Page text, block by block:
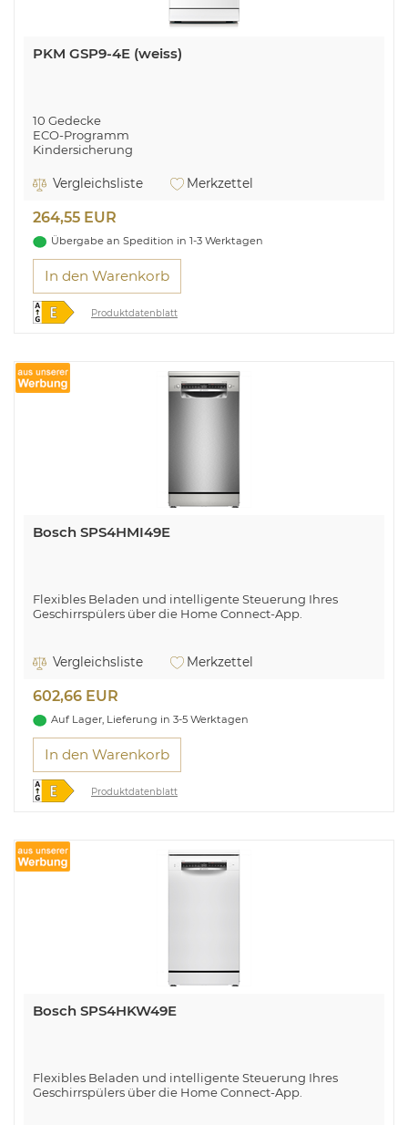
PKM GSP9-4E (weiss)
10 Gedecke
ECO-Programm
Kindersicherung
Edelstahl Innenraum
Startzeitvorwahl
Höhenverstellbare Füße
Wasserüberlaufschutz
halb voller Spülmaschine Energie sparen
Vergleichsliste Merkzettel
264,55 EUR
Übergabe an Spedition in 1-3 Werktagen
In den Warenkorb
Produktdatenblatt
Bosch SPS4HMI49E
Flexibles Beladen und intelligente Steuerung Ihres
Geschirrspülers über die Home Connect-App.
Vergleichsliste Merkzettel
602,66 EUR
Auf Lager, Lieferung in 3-5 Werktagen
In den Warenkorb
Produktdatenblatt
Bosch SPS4HKW49E
Flexibles Beladen und intelligente Steuerung Ihres
Geschirrspülers über die Home Connect-App.